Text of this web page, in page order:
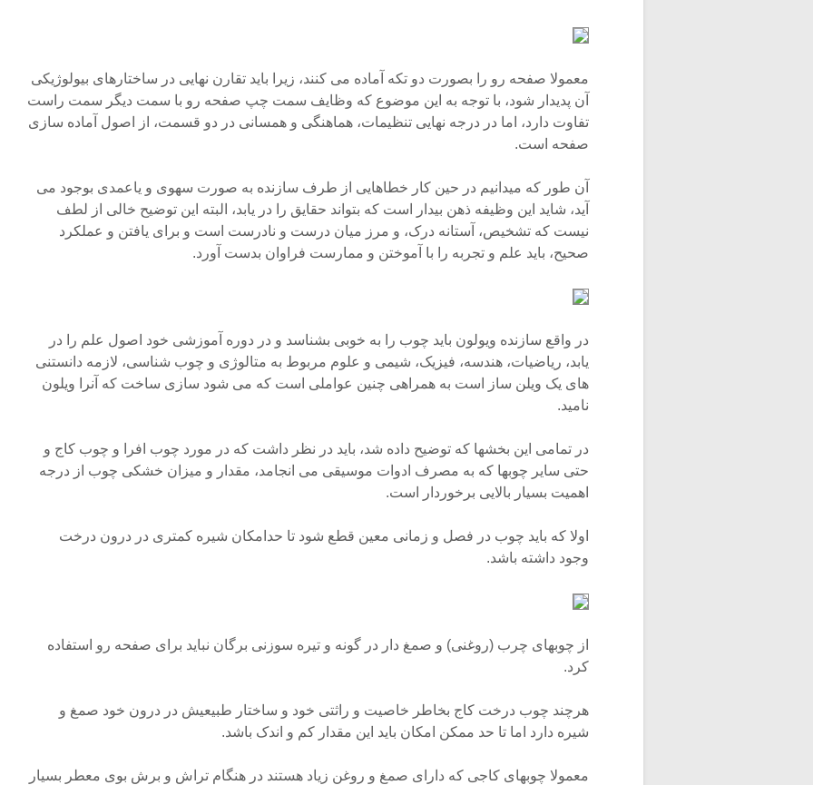
معمولا صفحه رو را بصورت دو تکه آماده می کنند، زیرا باید تقارن نهایی در ساختارهای بیولوژیکی
آن پدیدار شود، با توجه به این موضوع که وظایف سمت چپ صفحه رو با سمت دیگر سمت راست
تفاوت دارد، اما در درجه نهایی تنظیمات، هماهنگی و همسانی در دو قسمت، از اصول آماده سازی
صفحه است.
آن طور که میدانیم در حین کار خطاهایی از طرف سازنده به صورت سهوی و یاعمدی بوجود می
آید، شاید این وظیفه ذهن بیدار است که بتواند حقایق را در یابد، البته این توضیح خالی از لطف
نیست که تشخیص، آستانه درک، و مرز میان درست و نادرست است و برای یافتن و عملکرد
صحیح، باید علم و تجربه را با آموختن و ممارست فراوان بدست آورد.
در واقع سازنده ویولون باید چوب را به خوبی بشناسد و در دوره آموزشی خود اصول علم را در
یابد، ریاضیات، هندسه، فیزیک، شیمی و علوم مربوط به متالوژی و چوب شناسی، لازمه دانستنی
های یک ویلن ساز است به همراهی چنین عواملی است که می شود سازی ساخت که آنرا ویلون
نامید.
در تمامی این بخشها که توضیح داده شد، باید در نظر داشت که در مورد چوب افرا و چوب کاج و
حتی سایر چوبها که به مصرف ادوات موسیقی می انجامد، مقدار و میزان خشکی چوب از درجه
اهمیت بسیار بالایی برخوردار است.
اولا که باید چوب در فصل و زمانی معین قطع شود تا حدامکان شیره کمتری در درون درخت
وجود داشته باشد.
از چوبهای چرب (روغنی) و صمغ دار در گونه و تیره سوزنی برگان نباید برای صفحه رو استفاده
کرد.
هرچند چوب درخت کاج بخاطر خاصیت و راثتی خود و ساختار طبیعیش در درون خود صمغ و
شیره دارد اما تا حد ممکن امکان باید این مقدار کم و اندک باشد.
معمولا چوبهای کاجی که دارای صمغ و روغن زیاد هستند در هنگام تراش و برش بوی معطر بسیار